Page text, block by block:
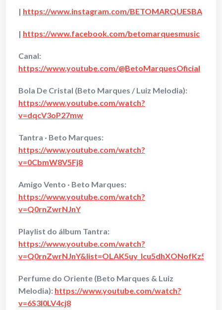
| https://www.instagram.com/BETOMARQUESBA
| https://www.facebook.com/betomarquesmusic
Canal:
https://www.youtube.com/@BetoMarquesOficial
Bola De Cristal (Beto Marques / Luiz Melodia):
https://www.youtube.com/watch?
v=dqcV3oP27mw
Tantra · Beto Marques:
https://www.youtube.com/watch?
v=0CbmW8V5Fj8
Amigo Vento · Beto Marques:
https://www.youtube.com/watch?
v=Q0rnZwrNJnY
Playlist do álbum Tantra:
https://www.youtube.com/watch?
Perfume do Oriente (Beto Marques & Luiz
Melodia): https://www.youtube.com/watch?
v=6S3l0LV4cj8